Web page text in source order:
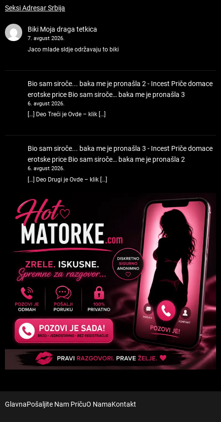
Seksi Adresar Srbija
Biki Moja draga tetkica
7. avgust 2026.
Jaco mlade sldje održavaju to biki
Bio sam siroče... baka me je pronašla 2 - Incest Priče domace
erotske price Bio sam siroče… baka me je pronašla 3
6. avgust 2026.
[…] Deo Treći je Ovde – klik […]
Bio sam siroče... baka me je pronašla 3 - Incest Priče domace
erotske price Bio sam siroče… baka me je pronašla 2
6. avgust 2026.
[…] Deo Drugi je Ovde – klik […]
GlavnaPošaljite Nam PričuO NamaKontakt